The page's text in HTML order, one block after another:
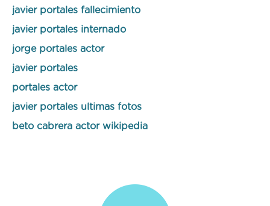
javier portales fallecimiento
javier portales internado
jorge portales actor
javier portales
portales actor
javier portales ultimas fotos
beto cabrera actor wikipedia